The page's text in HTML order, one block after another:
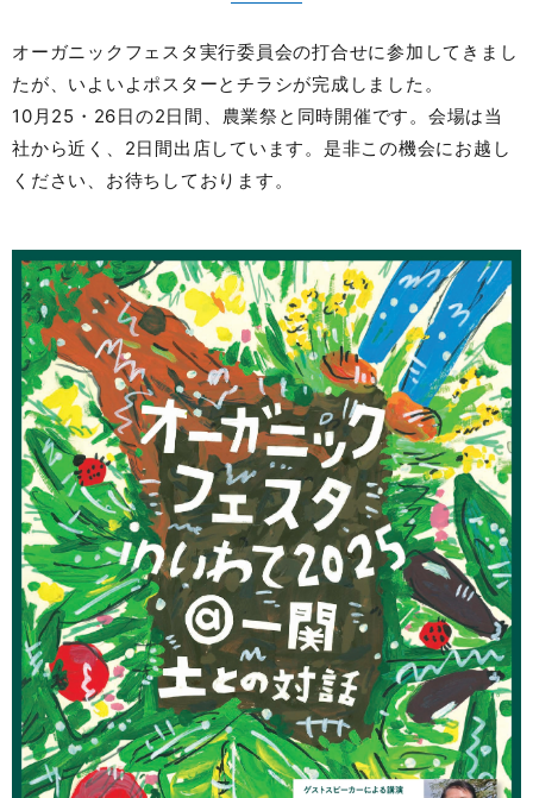
オーガニックフェスタ実行委員会の打合せに参加してきまし
たが、いよいよポスターとチラシが完成しました。
10月25・26日の2日間、農業祭と同時開催です。会場は当
社から近く、2日間出店しています。是非この機会にお越し
ください、お待ちしております。